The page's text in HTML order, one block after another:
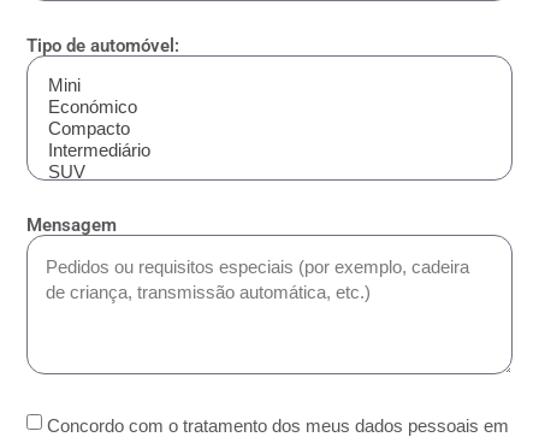
Tipo de automóvel:
Mensagem
Concordo com o tratamento dos meus dados pessoais em